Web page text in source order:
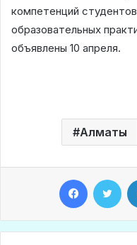
компетенций
образовательных
объявлены 10 апреля.
Алматы